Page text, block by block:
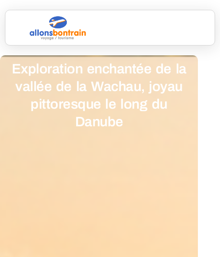
Exploration enchantée de la
vallée de la Wachau, joyau
pittoresque le long du
Danube